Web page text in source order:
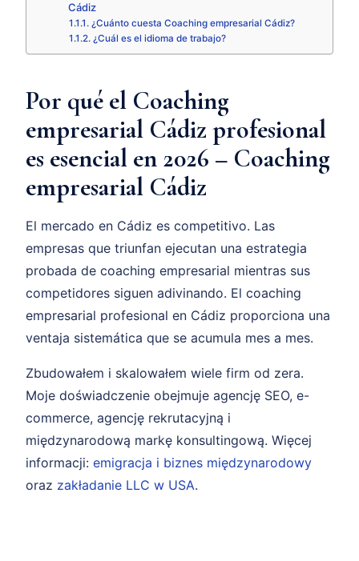
Cádiz
¿Cuánto cuesta Coaching empresarial Cádiz?
¿Cuál es el idioma de trabajo?
Por qué el Coaching
empresarial Cádiz profesional
es esencial en 2026 – Coaching
empresarial Cádiz
El mercado en Cádiz es competitivo. Las
empresas que triunfan ejecutan una estrategia
probada de coaching empresarial mientras sus
competidores siguen adivinando. El coaching
empresarial profesional en Cádiz proporciona una
ventaja sistemática que se acumula mes a mes.
Zbudowałem i skalowałem wiele firm od zera.
Moje doświadczenie obejmuje agencję SEO, e-
commerce, agencję rekrutacyjną i
międzynarodową markę konsultingową. Więcej
informacji: emigracja i biznes międzynarodowy
oraz zakładanie LLC w USA.